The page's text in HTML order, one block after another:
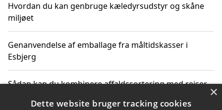
Hvordan du kan genbruge kæledyrsudstyr og skåne
miljøet
Genanvendelse af emballage fra måltidskasser i
Esbjerg
Sådan kan du kombinere affaldssortering med rejser ×
Dette website bruger tracking cookies